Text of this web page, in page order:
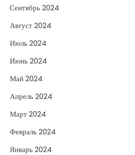
Сентябрь 2024
Август 2024
Июль 2024
Июнь 2024
Май 2024
Апрель 2024
Март 2024
Февраль 2024
Январь 2024